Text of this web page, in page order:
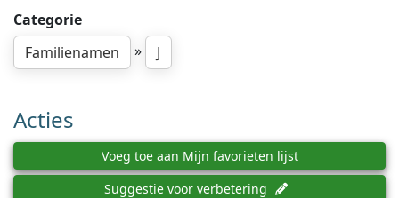
Categorie
Familienamen
» J
Acties
Voeg toe aan Mijn favorieten lijst
Suggestie voor verbetering